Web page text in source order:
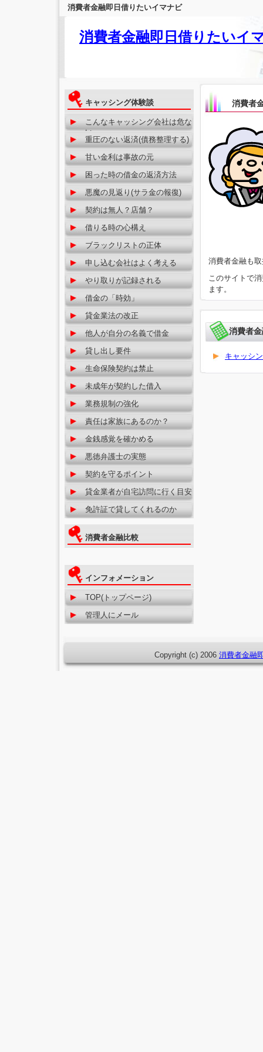
消費者金融即日借りたいイマナビ
消費者金融即日借りたいイ
消費者
消費者金融も
このサイトで
ます。
消費者
キャッシ
キャッシング体験談
こんなキャッシング会社は危な
い
重圧のない返済(債務整理する)
甘い金利は事故の元
困った時の借金の返済方法
悪魔の見返り(サラ金の報復)
契約は無人？店舗？
借りる時の心構え
ブラックリストの正体
申し込む会社はよく考える
やり取りが記録される
借金の「時効」
貸金業法の改正
他人が自分の名義で借金
貸し出し要件
生命保険契約は禁止
未成年が契約した借入
業務規制の強化
責任は家族にあるのか？
金銭感覚を確かめる
悪徳弁護士の実態
契約を守るポイント
貸金業者が自宅訪問に行く目安
免許証で貸してくれるのか
消費者金融比較
インフォメーション
TOP(トップページ)
管理人にメール
Copyright (c) 2006 消費者金融